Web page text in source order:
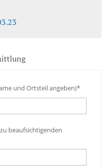
und Ortsteil angeben)*
beaufsichtigenden